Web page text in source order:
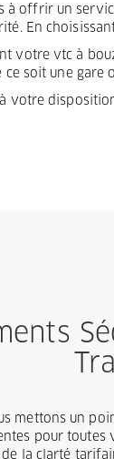
à offrir un
En
votre vtc à
soit une gare
votre
mettons un
pour toutes
la clarté